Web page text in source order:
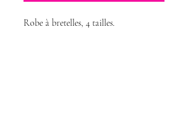
Robe à bretelles, 4 tailles.